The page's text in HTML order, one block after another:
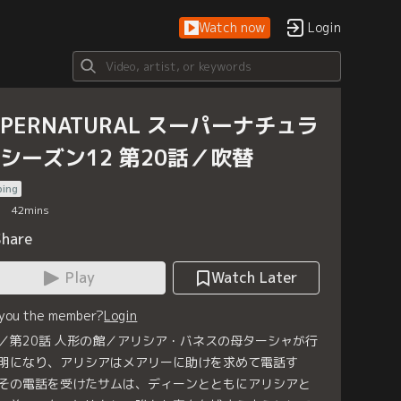
Watch now Login
スーパーナチュラ
ーズン12 第20話／吹替
42mins
Play
Watch Later
the member?Login
第20話 人形の館／アリシア・バネスの母ターシャが行
になり、アリシアはメアリーに助けを求めて電話す
の電話を受けたサムは、ディーンとともにアリシアと